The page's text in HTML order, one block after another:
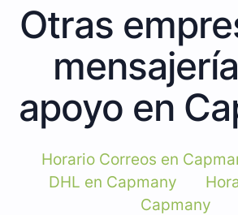
Otras
apoyo en
Horario Correos en
DHL en Capmany
Capmany